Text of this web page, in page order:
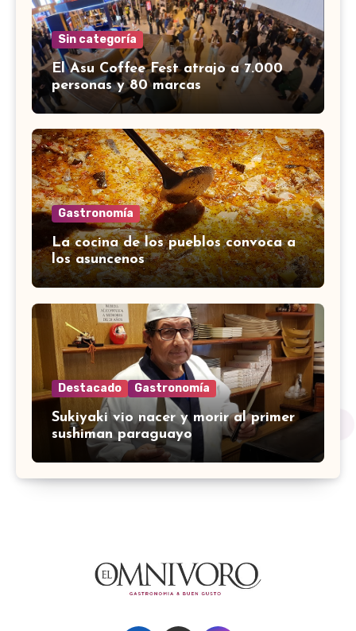
Sin categoría
El Asu Coffee Fest atrajo a 7.000
personas y 80 marcas
Gastronomía
La cocina de los pueblos convoca a
los asuncenos
Destacado Gastronomía
Sukiyaki vio nacer y morir al primer
sushiman paraguayo